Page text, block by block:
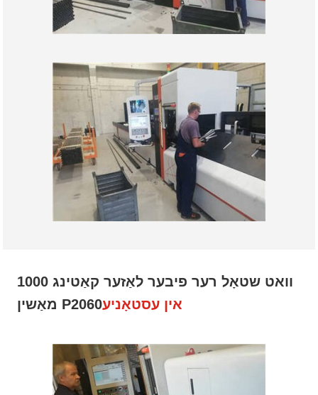
1000 וואט שטאָל רער פיבער לאַזער קאַטינג
מאַשין P2060אין עסטאָניע